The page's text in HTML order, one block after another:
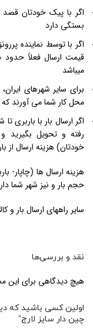
اگر با پیک خودتان قصد
بستگی دارد
اگر با توسط نماینده
میباشد
برای سایر شهرهای
محل کار شما می آورند
اگر ارسال بار با باربری
رفته و تحویل بگیرید
خودتان) هزینه ارسال از
هزینه ارسال ها (چاپار-
حجم بار و نیز شهر شما
سایر راههای ارسال بار و
نقد و بررسی‌ها
هیچ دیدگاهی برای
اولین کسی باشید که
چین دار سایز لارج”